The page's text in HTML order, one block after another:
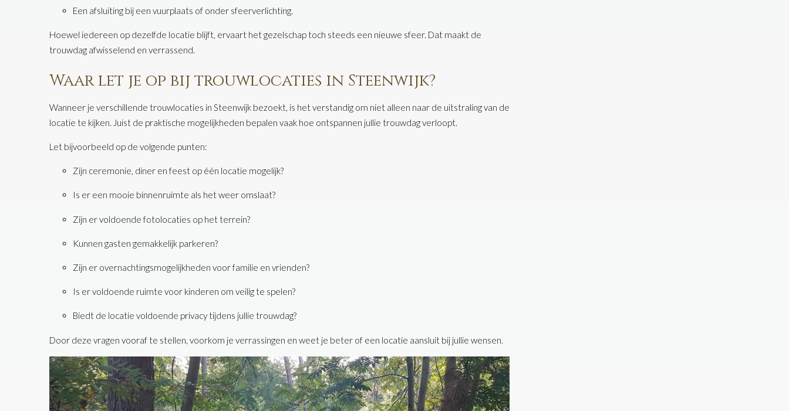
Een afsluiting bij een vuurplaats of onder sfeerverlichting.
Hoewel iedereen op dezelfde locatie blijft, ervaart het gezelschap toch steeds een nieuwe sfeer. Dat maakt de
trouwdag afwisselend en verrassend.
Waar let je op bij trouwlocaties in Steenwijk?
Wanneer je verschillende trouwlocaties in Steenwijk bezoekt, is het verstandig om niet alleen naar de uitstraling van de
locatie te kijken. Juist de praktische mogelijkheden bepalen vaak hoe ontspannen jullie trouwdag verloopt.
Let bijvoorbeeld op de volgende punten:
Zijn ceremonie, diner en feest op één locatie mogelijk?
Is er een mooie binnenruimte als het weer omslaat?
Zijn er voldoende fotolocaties op het terrein?
Kunnen gasten gemakkelijk parkeren?
Zijn er overnachtingsmogelijkheden voor familie en vrienden?
Is er voldoende ruimte voor kinderen om veilig te spelen?
Biedt de locatie voldoende privacy tijdens jullie trouwdag?
Door deze vragen vooraf te stellen, voorkom je verrassingen en weet je beter of een locatie aansluit bij jullie wensen.